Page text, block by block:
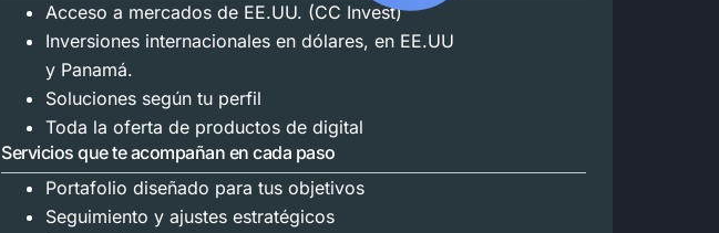
Acceso a mercados de EE.UU. (CC Invest)
Inversiones internacionales en dólares, en EE.UU
y Panamá.
Soluciones según tu perfil
Toda la oferta de productos de digital
Servicios que te acompañan en cada paso
Portafolio diseñado para tus objetivos
Seguimiento y ajustes estratégicos